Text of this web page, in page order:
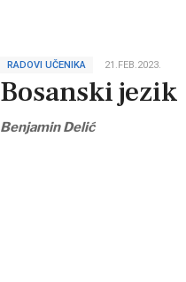
RADOVI UČENIKA 21.FEB.2023.
Bosanski jezik
Benjamin Delić